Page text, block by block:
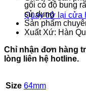
Quay trở lại cửa
gối có độ bung
sử dụng
Sản phẩm
Xuất Xứ: Hàn
Chỉ nhận đơn hàng
lòng liên hệ hotline.
Size 64mm